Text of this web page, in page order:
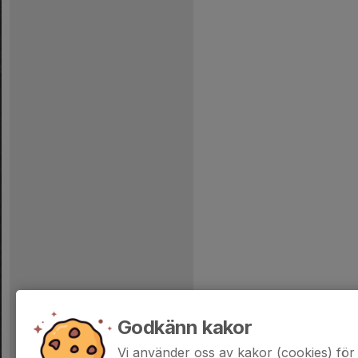
Godkänn kakor
Vi använder oss av kakor (cookies)